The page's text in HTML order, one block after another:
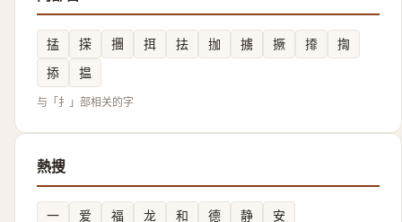
掹 㨲 㩛 挕 抾 拁 擄 撅 㩑
揈
掭
揾
与「扌」部相关的字
熱搜
一 爱 福 龙 和 德 静 安